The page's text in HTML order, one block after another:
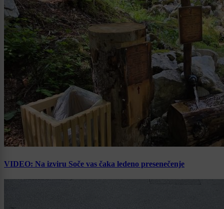
VIDEO: Na izviru Soče vas čaka ledeno presenečenje